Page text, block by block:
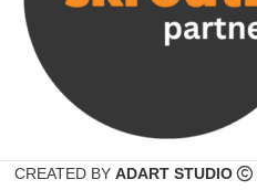
CREATED BY ADART STUDIO